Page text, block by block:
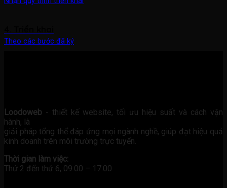
Theo các bước đã ký
Loodoweb - thiết kế website, tối ưu hiệu suất và cách vận
hành, là
giải pháp tổng thể đáp ứng mọi ngành nghề, giúp đạt hiệu quả
kinh doanh trên môi trường trực tuyến.
Thời gian làm việc:
Thứ 2 đến thứ 6, 09:00 – 17:00